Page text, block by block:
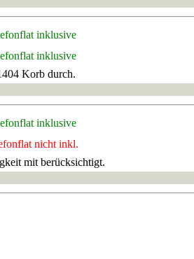
inklusive
inklusive
Korb durch.
inklusive
nicht inkl.
mit berücksichtigt.